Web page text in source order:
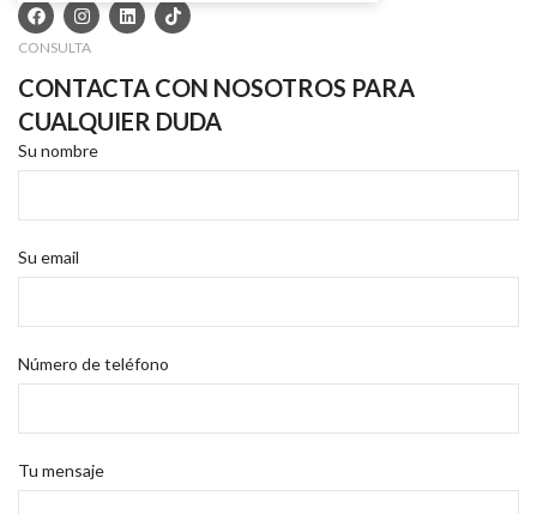
CONSULTA
CONTACTA CON NOSOTROS PARA
CUALQUIER DUDA
Su nombre
Su email
Número de teléfono
Tu mensaje